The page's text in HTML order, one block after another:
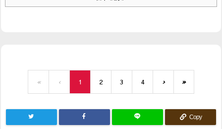
« ‹ 1 2 3 4 › »
Copy